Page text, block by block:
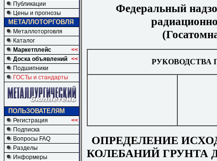
Публикации
Цены и прогнозы
МЕТАЛЛОТОРГОВЛЯ
Металлоторговля
Каталог
Маркетплейс
<<
Доска объявлений <<
Подшипники
ГОСТы и стандарты
ПОЛЬЗОВАТЕЛЯМ
Регистрация
<<
Подписка
Вопросы FAQ
Разделы
Информеры
Федеральный
(
РУКОВОДСТВА
ОПРЕДЕЛЕНИЕ
КОЛЕБАНИЙ ГРУНТА